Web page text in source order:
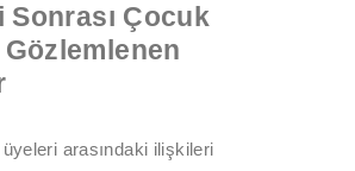
Çocuk
arasındaki ilişkileri